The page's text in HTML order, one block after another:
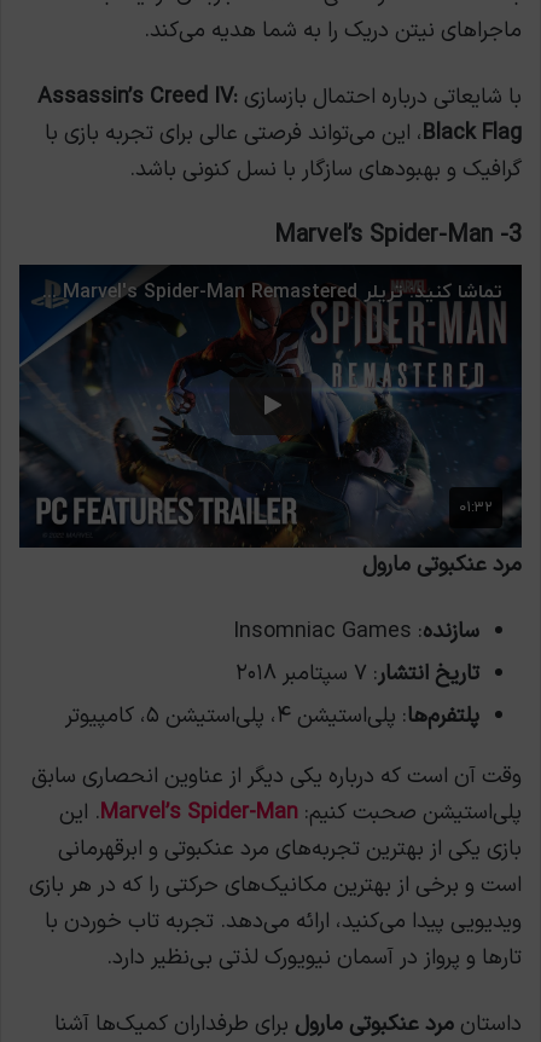
ماجراهای نیتن دریک را به شما هدیه می‌کند.
با شایعاتی درباره احتمال بازسازی Assassin’s Creed IV:
Black Flag، این می‌تواند فرصتی عالی برای تجربه بازی با
گرافیک و بهبودهای سازگار با نسل کنونی باشد.
3-
Marvel’s Spider-Man
مرد عنکبوتی مارول
سازنده: Insomniac Games
تاریخ انتشار: ۷ سپتامبر ۲۰۱۸
پلتفرم‌ها: پلی‌استیشن ۴، پلی‌استیشن ۵، کامپیوتر
وقت آن است که درباره یکی دیگر از عناوین انحصاری سابق
پلی‌استیشن صحبت کنیم: Marvel’s Spider-Man. این
بازی یکی از بهترین تجربه‌های مرد عنکبوتی و ابرقهرمانی
است و برخی از بهترین مکانیک‌های حرکتی را که در هر بازی
ویدیویی پیدا می‌کنید، ارائه می‌دهد. تجربه تاب خوردن با
تارها و پرواز در آسمان نیویورک لذتی بی‌نظیر دارد.
داستان مرد عنکبوتی مارول برای طرفداران کمیک‌ها آشنا